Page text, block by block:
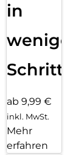
in
wenigen
Schritten
ab 9,99 €
inkl. MwSt.
Mehr
erfahren